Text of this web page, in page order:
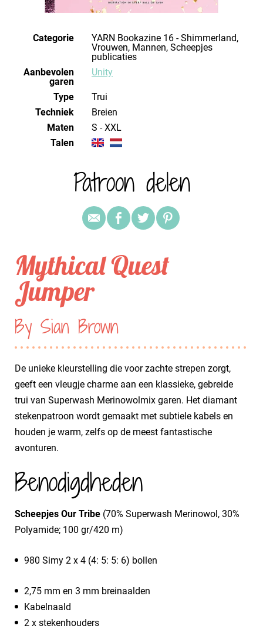
Categorie
YARN Bookazine 16 - Shimmerland,
Vrouwen, Mannen, Scheepjes
publicaties
Aanbevolen
garen
Unity
Type
Trui
Techniek
breien
Maten
S - XXL
Talen
Patroon delen
Mythical Quest
Jumper
By Sian Brown
De unieke kleurstelling die voor zachte strepen zorgt,
geeft een vleugje charme aan een klassieke, gebreide
trui van Superwash Merinowolmix garen. Het diamant
stekenpatroon wordt gemaakt met subtiele kabels en
houden je warm, zelfs op de meest fantastische
avonturen.
Benodigdheden
Scheepjes Our Tribe (70% Superwash Merinowol, 30%
Polyamide; 100 gr/420 m)
980 Simy 2 x 4 (4: 5: 5: 6) bollen
2,75 mm en 3 mm breinaalden
Kabelnaald
2 x stekenhouders